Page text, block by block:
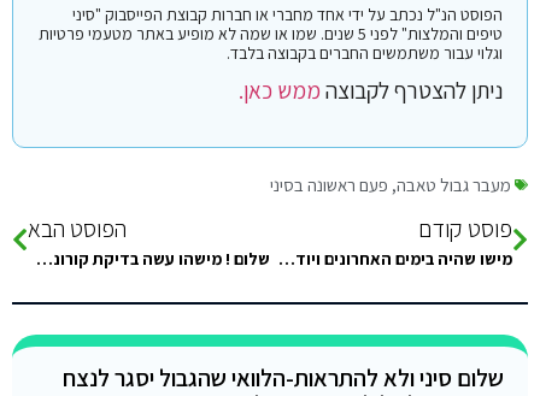
הפוסט הנ"ל נכתב על ידי אחד מחברי או חברות קבוצת הפייסבוק "סיני
טיפים והמלצות" לפני 5 שנים. שמו או שמה לא מופיע באתר מטעמי פרטיות
וגלוי עבור משתמשים החברים בקבוצה בלבד.
ניתן להצטרף לקבוצהממש כאן.
מעבר גבול טאבה, פעם ראשונה בסיני
פוסט קודם
מישו שהיה בימים האחרונים ויודע לומר שמציגים להם את הבדיקת קורונה,הם רק בודקים שכתובה תוצאה שלילית או שיש ברקוד…
הפוסט הבא
שלום ! מישהו עשה בדיקת קורונה בקופה במקום בבתי חולים ?
שלום סיני ולא להתראות-הלוואי שהגבול יסגר לנצח